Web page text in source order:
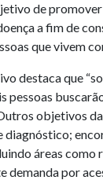
de
a fim de
que vivem
destaca que
pessoas
objetivos
diagnóstico;
áreas como
demanda por